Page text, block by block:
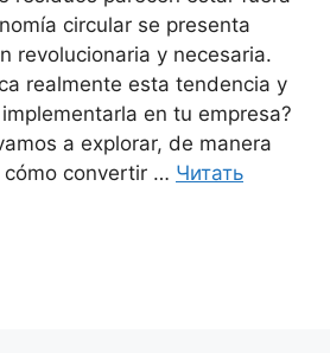
circular se presenta
revolucionaria y necesaria.
realmente esta tendencia y
en tu empresa?
a explorar, de manera
cómo convertir … Читать